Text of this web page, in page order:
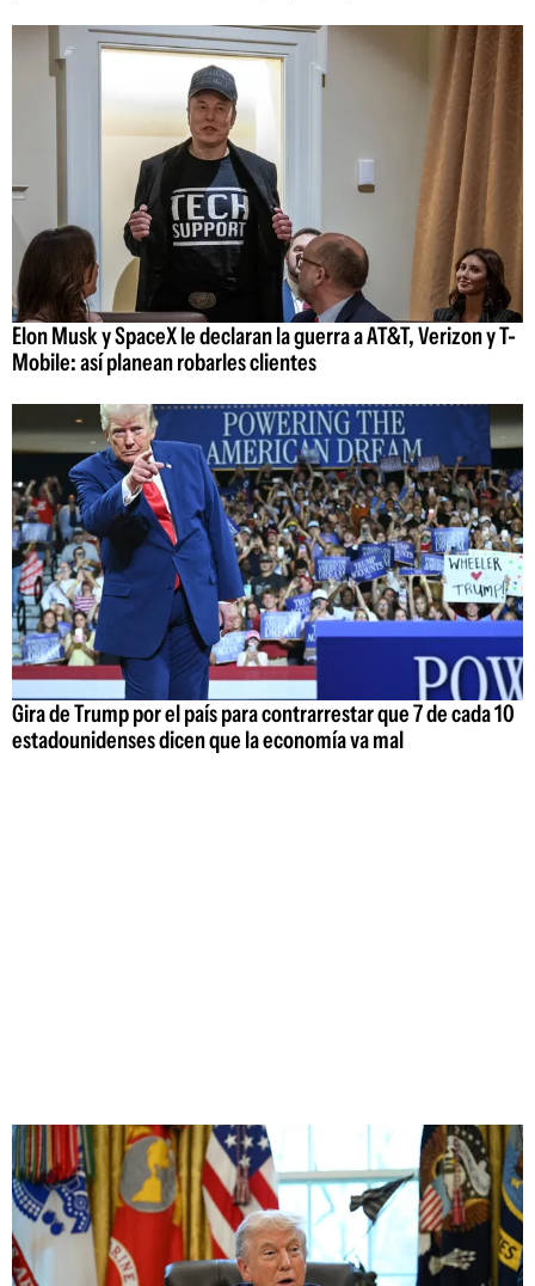
Elon Musk y SpaceX le declaran la guerra a AT&T, Verizon y T-
Mobile: así planean robarles clientes
Gira de Trump por el país para contrarrestar que 7 de cada 10
estadounidenses dicen que la economía va mal